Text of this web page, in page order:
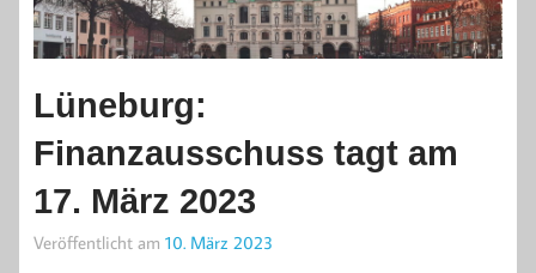
Lüneburg:
Finanzausschuss tagt am
17. März 2023
Veröffentlicht am 10. März 2023